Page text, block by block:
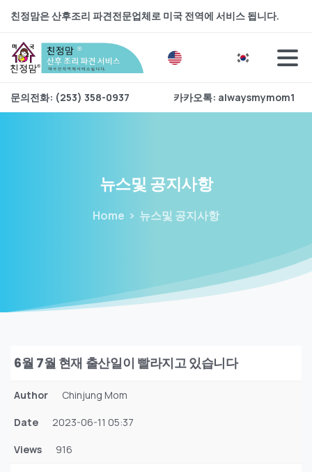
친정맘은 산후조리 파견전문업체로 미국 전역에 서비스 됩니다.
문의전화: (253) 358-0937 카카오톡: alwaysmymom1
뉴스및 공지사항
Home 뉴스및 공지사항
6월 7월 현재 출산일이 빨라지고 있습니다
Author Chinjung Mom
Date 2023-06-11 05:37
Views 916